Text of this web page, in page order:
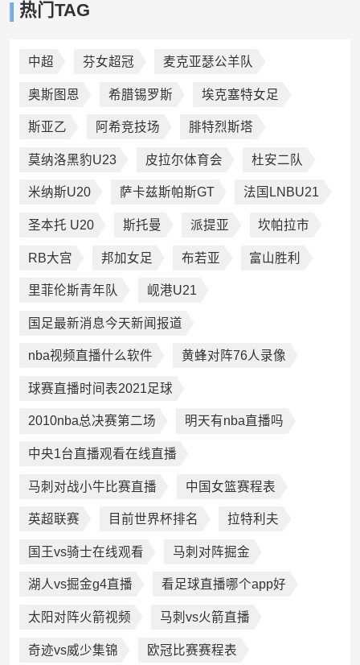
热门TAG
中超 芬女超冠 麦克亚瑟公羊队
奥斯图恩 希腊锡罗斯 埃克塞特女足
斯亚乙 阿希竞技场 腓特烈斯塔
莫纳洛黑豹U23 皮拉尔体育会 杜安二队
米纳斯U20 萨卡兹斯帕斯GT 法国LNBU21
圣本托 U20 斯托曼 派提亚 坎帕拉市
RB大宫 邦加女足 布若亚 富山胜利
里菲伦斯青年队 岘港U21
国足最新消息今天新闻报道
nba视频直播什么软件 黄蜂对阵76人录像
球赛直播时间表2021足球
2010nba总决赛第二场 明天有nba直播吗
中央1台直播观看在线直播
马刺对战小牛比赛直播 中国女篮赛程表
英超联赛 目前世界杯排名 拉特利夫
国王vs骑士在线观看 马刺对阵掘金
湖人vs掘金g4直播 看足球直播哪个app好
太阳对阵火箭视频 马刺vs火箭直播
奇迹vs威少集锦 欧冠比赛赛程表